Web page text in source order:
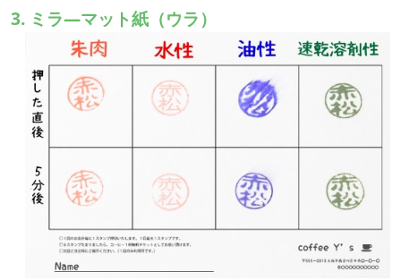
3. ミラ—マット紙（ウラ）